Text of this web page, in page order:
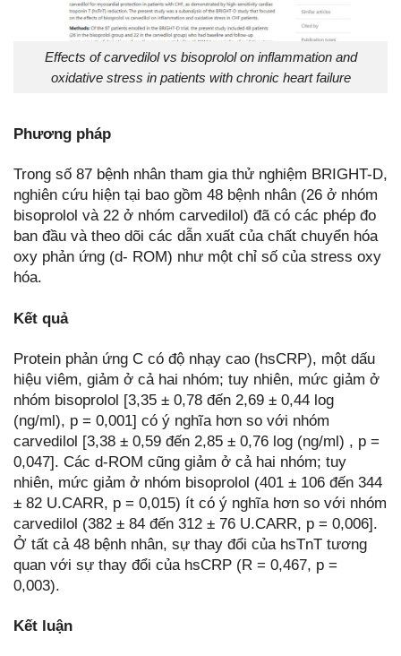
Effects of carvedilol vs bisoprolol on inflammation and
oxidative stress in patients with chronic heart failure
Phương pháp
Trong số 87 bệnh nhân tham gia thử nghiệm BRIGHT-D,
nghiên cứu hiện tại bao gồm 48 bệnh nhân (26 ở nhóm
bisoprolol và 22 ở nhóm carvedilol) đã có các phép đo
ban đầu và theo dõi các dẫn xuất của chất chuyển hóa
oxy phản ứng (d- ROM) như một chỉ số của stress oxy
hóa.
Kết quả
Protein phản ứng C có độ nhạy cao (hsCRP), một dấu
hiệu viêm, giảm ở cả hai nhóm; tuy nhiên, mức giảm ở
nhóm bisoprolol [3,35 ± 0,78 đến 2,69 ± 0,44 log
(ng/ml), p = 0,001] có ý nghĩa hơn so với nhóm
carvedilol [3,38 ± 0,59 đến 2,85 ± 0,76 log (ng/ml) , p =
0,047]. Các d-ROM cũng giảm ở cả hai nhóm; tuy
nhiên, mức giảm ở nhóm bisoprolol (401 ± 106 đến 344
± 82 U.CARR, p = 0,015) ít có ý nghĩa hơn so với nhóm
carvedilol (382 ± 84 đến 312 ± 76 U.CARR, p = 0,006].
Ở tất cả 48 bệnh nhân, sự thay đổi của hsTnT tương
quan với sự thay đổi của hsCRP (R = 0,467, p =
0,003).
Kết luận